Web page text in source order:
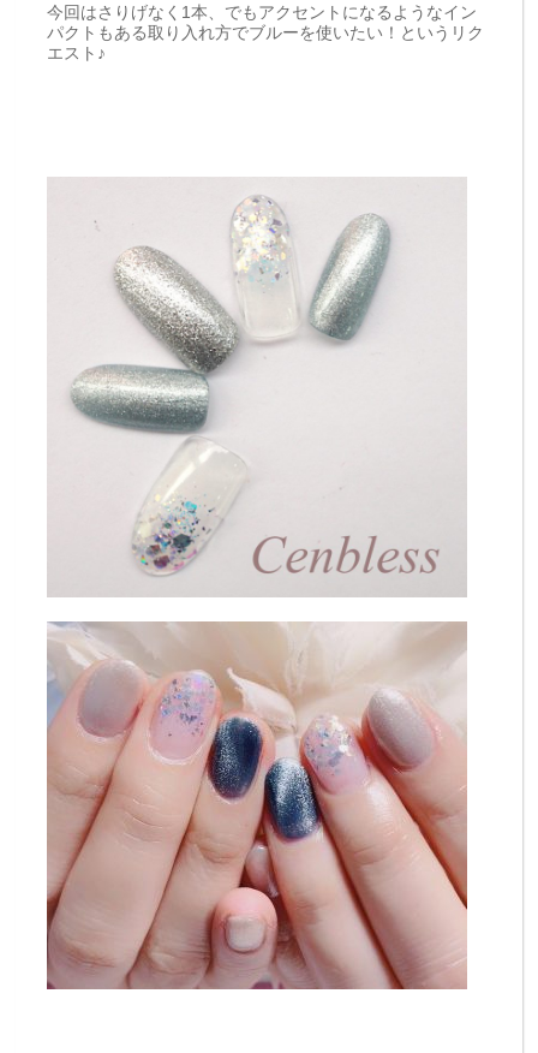
今回はさりげなく1本、でもアクセントになるようなイン
パクトもある取り入れ方でブルーを使いたい！というリク
エスト♪